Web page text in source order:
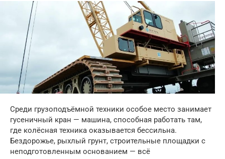
Среди грузоподъёмной техники особое место занимает
гусеничный кран — машина, способная работать там,
где колёсная техника оказывается бессильна.
Бездорожье, рыхлый грунт, строительные площадки с
неподготовленным основанием — всё